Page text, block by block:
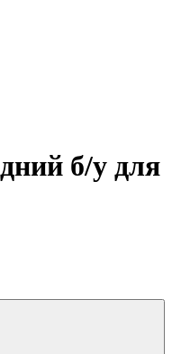
б/у для